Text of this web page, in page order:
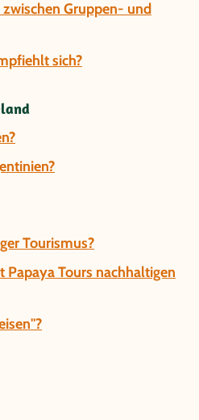
Gruppen- und
sich?
Tourismus?
Papaya Tours nachhaltigen